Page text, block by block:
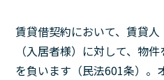
賃貸借契約において、賃貸
（入居者様）に対して、物
を負います（民法601条）。